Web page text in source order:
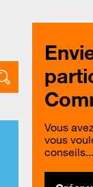
Vous
vous
conseils...